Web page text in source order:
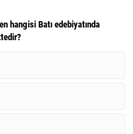
hangisi Batı edebiyatında